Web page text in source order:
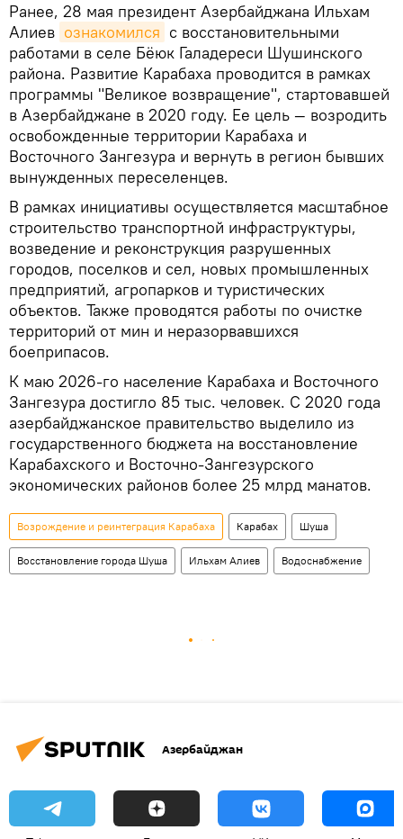
Ранее, 28 мая президент Азербайджана Ильхам
Алиев ознакомился с восстановительными
работами в селе Бёюк Галадереси Шушинского
района. Развитие Карабаха проводится в рамках
программы "Великое возвращение", стартовавшей
в Азербайджане в 2020 году. Ее цель — возродить
освобожденные территории Карабаха и
Восточного Зангезура и вернуть в регион бывших
вынужденных переселенцев.
В рамках инициативы осуществляется масштабное
строительство транспортной инфраструктуры,
возведение и реконструкция разрушенных
городов, поселков и сел, новых промышленных
предприятий, агропарков и туристических
объектов. Также проводятся работы по очистке
территорий от мин и неразорвавшихся
боеприпасов.
К маю 2026-го население Карабаха и Восточного
Зангезура достигло 85 тыс. человек. С 2020 года
азербайджанское правительство выделило из
государственного бюджета на восстановление
Карабахского и Восточно-Зангезурского
экономических районов более 25 млрд манатов.
Возрождение и реинтеграция Карабаха Карабах Шуша
Восстановление города Шуша Ильхам Алиев Водоснабжение
Азербайджан